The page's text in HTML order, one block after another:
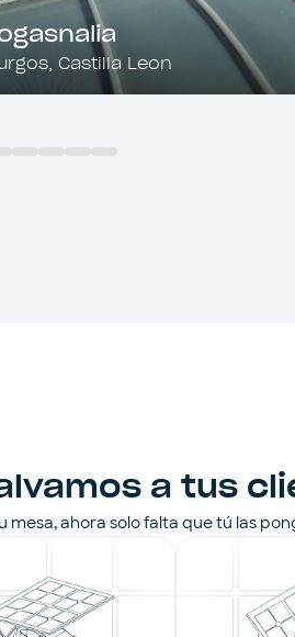
, Castilla Leon
a tus
mesa, ahora solo falta que tú las